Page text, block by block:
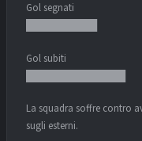
Gol segnati
Gol subiti
La squadra soffre contro
sugli esterni.